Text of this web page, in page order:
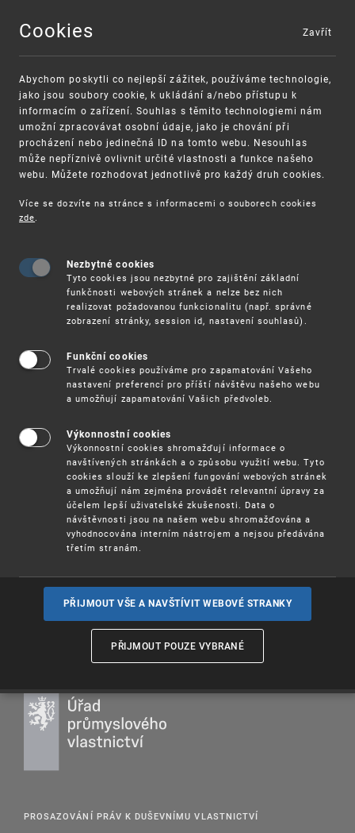
MENU
UPV
20. 2. Seminář k poskytování podpor na
ochranu duševního vlastnictví z OP TAK
Úřad průmyslového vlastnictví a Agentura pro
seminář, na kterém budou prezentovány možnosti
získání podpory na ochranu duševního vlastnictví
v roce 2023. Seminář se bude především
soustředit na způsob a podmínky získání podpory
Operačním programu Technologie a aplikace pro
konkurenceschopnost (OP TAK). Dále budou
zmíněny novinky z SME Fund, ze kterého je pro
tento rok možné získat širší podporu než v roce
--Termín:20. 2. 2023 od 9.30 h.
--Místo konání: Úřad průmyslového vlastnictví
Program(pdf, 401 kB)
Registrace
PROSAZOVÁNÍ PRÁV K DUŠEVNÍMU VLASTNICTVÍ
Cookies
Abychom poskytli co nejlepší zážitek, používáme technologie,
jako jsou soubory cookie, k ukládání a/nebo přístupu k
informacím o zařízení. Souhlas s těmito technologiemi nám
umožní zpracovávat osobní údaje, jako je chování při
procházení nebo jedinečná ID na tomto webu. Nesouhlas
může nepříznivě ovlivnit určité vlastnosti a funkce našeho
webu. Můžete rozhodovat jednotlivě pro každý druh cookies.
Více se dozvíte na stránce s informacemi o souborech cookies
zde.
Nezbytné cookies
Tyto cookies jsou nezbytné pro zajištění základní
funkčnosti webových stránek a nelze bez nich
realizovat požadovanou funkcionalitu (např. správné
zobrazení stránky, session id, nastavení souhlasů).
Funkční cookies
Trvalé cookies používáme pro zapamatování Vašeho
nastavení preferencí pro příští návštěvu našeho webu
a umožňují zapamatování Vašich předvoleb.
Výkonnostní cookies
Výkonnostní cookies shromažďují informace o
navštívených stránkách a o způsobu využití webu. Tyto
cookies slouží ke zlepšení fungování webových stránek
a umožňují nám zejména provádět relevantní úpravy za
účelem lepší uživatelské zkušenosti. Data o
návštěvnosti jsou na našem webu shromažďována a
vyhodnocována interním nástrojem a nejsou předávána
třetím stranám.
PŘIJMOUT VŠE A NAVŠTÍVIT WEBOVÉ STRANKY
PŘIJMOUT POUZE VYBRANÉ
Zavřít